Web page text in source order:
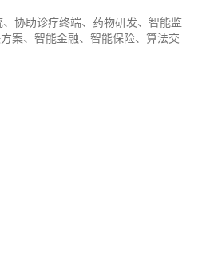
协助诊疗终端、药物研发、智能监
案、智能金融、智能保险、算法交